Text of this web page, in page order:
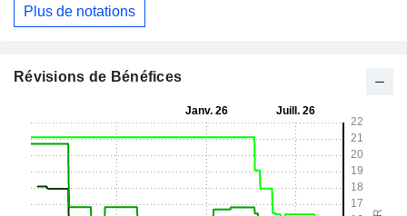
Plus de notations
Révisions de Bénéfices